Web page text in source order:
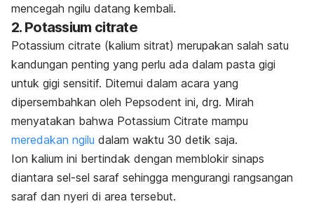
mencegah ngilu datang kembali.
2. Potassium citrate
Potassium citrate (kalium sitrat) merupakan salah satu
kandungan penting yang perlu ada dalam pasta gigi
untuk gigi sensitif. Ditemui dalam acara yang
dipersembahkan oleh Pepsodent ini, drg. Mirah
menyatakan bahwa Potassium Citrate mampu
meredakan ngilu dalam waktu 30 detik saja.
Ion kalium ini bertindak dengan memblokir sinaps
diantara sel-sel saraf sehingga mengurangi rangsangan
saraf dan nyeri di area tersebut.